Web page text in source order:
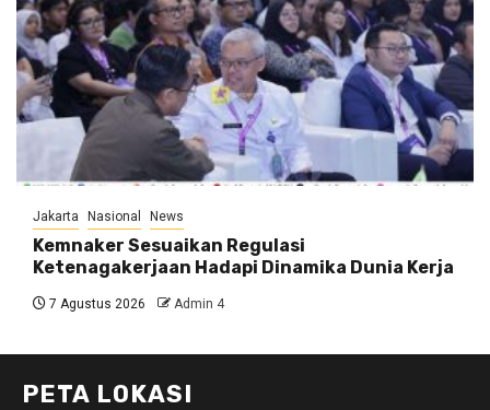
Jakarta Nasional News
Kemnaker Sesuaikan Regulasi
Ketenagakerjaan Hadapi Dinamika Dunia Kerja
7 Agustus 2026 Admin 4
PETA LOKASI